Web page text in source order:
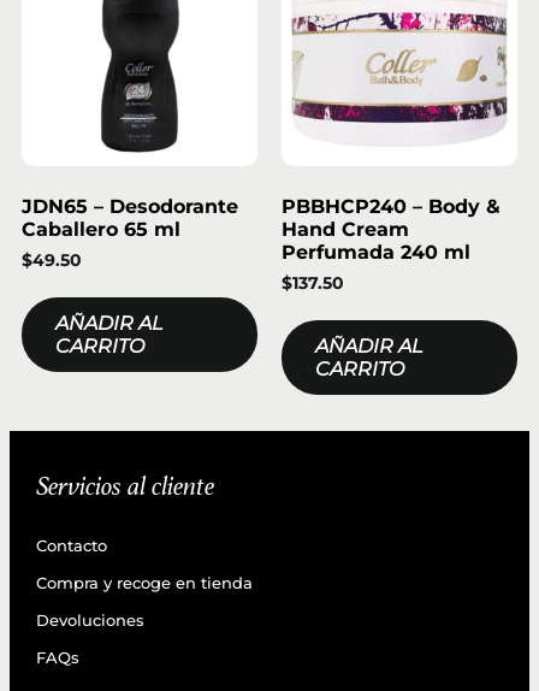
JDN65 – Desodorante
Caballero 65 ml
$49.50
AÑADIR AL
CARRITO
PBBHCP240 – Body &
Hand Cream
Perfumada 240 ml
$137.50
AÑADIR AL
CARRITO
Servicios al cliente
Contacto
Compra y recoge en tienda
Devoluciones
FAQs